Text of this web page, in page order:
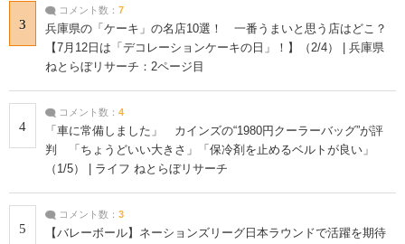
3
コメント数： 7
兵庫県の「ケーキ」の名店10選！ 一番うまいと思う店はどこ？
【7月12日は「デコレーションケーキの日」！】（2/4） | 兵庫県
ねとらぼリサーチ：2ページ目
4
コメント数： 4
「車に常備しました」 カインズの“1980円クーラーバッグ”が評
判 「ちょうどいい大きさ」「保冷剤を止めるベルトが良い」
（1/5） | ライフ ねとらぼリサーチ
5
コメント数： 3
【バレーボール】ネーションズリーグ日本ラウンドで活躍を期待